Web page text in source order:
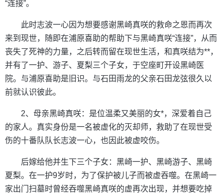
“连接”。
此时志波一心因为想要感谢黑崎真咲的救命之恩而再次
来到现世，随即在浦原喜助的帮助下与黑崎真咲“连接”，从而
丧失了死神的力量，之后转而留在现世生活，和真咲结为**，
并有了一护、游子、夏梨三个子女，于空座町开设黑崎医
院。与浦原喜助是旧识。与石田雨龙的父亲石田龙弦很久以
前就认识彼此。
2、母亲黑崎真咲：是位温柔又美丽的女*，深爱着自己
的家人。真实身份是一名被虚化的灭却师，救助了在现世受
伤的十番队队长志波一心，也因此被虚咬伤。
后嫁给他并生下三个子女：黑崎一护、黑崎游子、黑崎
夏梨。在一护9岁时，为了保护被儿子而被虚吞噬。在黑崎一
家出门扫墓时曾经吞噬黑崎真咲的虚再次出现，并想要吃掉